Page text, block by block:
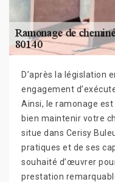
D’après la législation
engagement
Ainsi, le ramonage
bien maintenir votre
situe dans Cerisy
pratiques et de ses
souhaité d’œuvrer
prestation